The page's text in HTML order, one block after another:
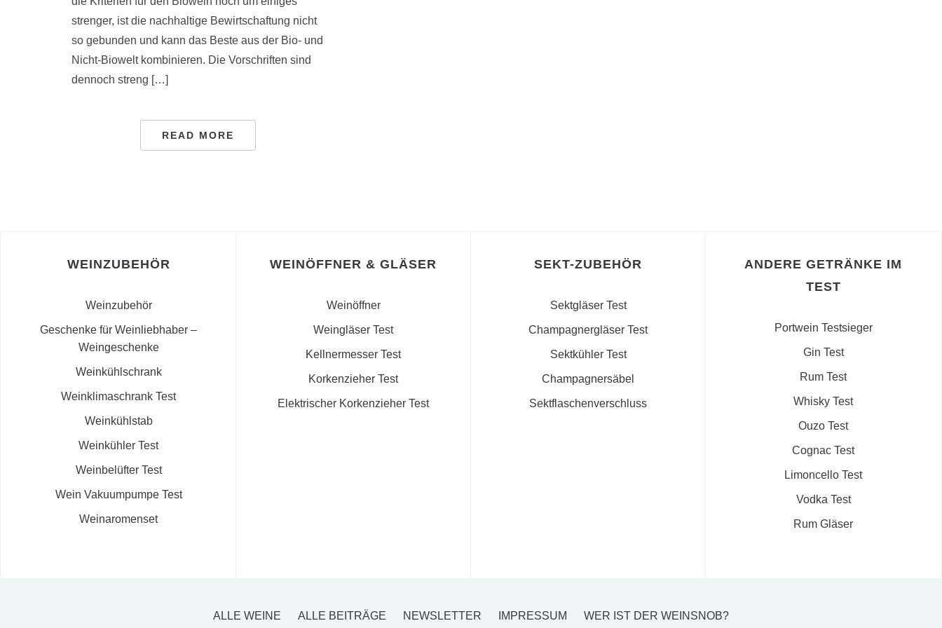
strenger, ist die nachhaltige Bewirtschaftung nicht
so gebunden und kann das Beste aus der Bio- und
Nicht-Biowelt kombinieren. Die Vorschriften sind
dennoch streng […]
READ MORE
WEINZUBEHÖR
Weinzubehör
Geschenke für Weinliebhaber –
Weingeschenke
Weinkühlschrank
Weinklimaschrank Test
Weinkühlstab
Weinkühler Test
Weinbelüfter Test
Wein Vakuumpumpe Test
Weinaromenset
WEINÖFFNER & GLÄSER
Weinöffner
Weingläser Test
Kellnermesser Test
Korkenzieher Test
Elektrischer Korkenzieher Test
SEKT-ZUBEHÖR
Sektgläser Test
Champagnergläser Test
Sektkühler Test
Champagnersäbel
Sektflaschenverschluss
ANDERE GETRÄNKE IM
TEST
Portwein Testsieger
Gin Test
Rum Test
Whisky Test
Ouzo Test
Cognac Test
Limoncello Test
Vodka Test
Rum Gläser
ALLE WEINE ALLE BEITRÄGE NEWSLETTER IMPRESSUM WER IST DER WEINSNOB?